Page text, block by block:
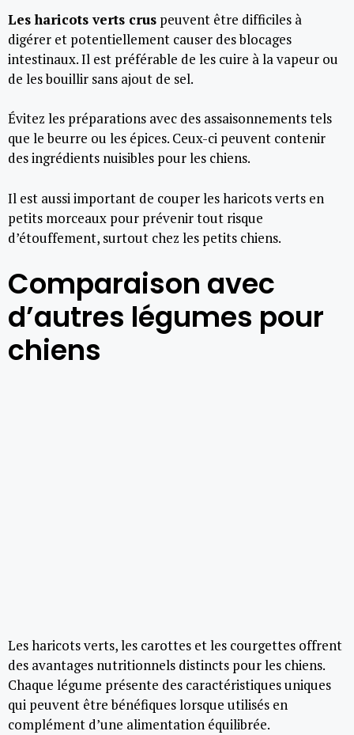
Les haricots verts crus peuvent être difficiles à
digérer et potentiellement causer des blocages
intestinaux. Il est préférable de les cuire à la vapeur ou
de les bouillir sans ajout de sel.
Évitez les préparations avec des assaisonnements tels
que le beurre ou les épices. Ceux-ci peuvent contenir
des ingrédients nuisibles pour les chiens.
Il est aussi important de couper les haricots verts en
petits morceaux pour prévenir tout risque
d’étouffement, surtout chez les petits chiens.
Comparaison avec
d’autres légumes pour
chiens
Les haricots verts, les carottes et les courgettes offrent
des avantages nutritionnels distincts pour les chiens.
Chaque légume présente des caractéristiques uniques
qui peuvent être bénéfiques lorsque utilisés en
complément d’une alimentation équilibrée.